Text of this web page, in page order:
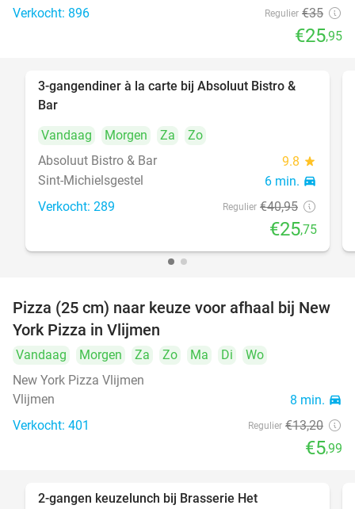
Verkocht: 896 Regulier €35
€25,95
37%
3-gangendiner à la carte bij Absoluut Bistro &
Bar
Vandaag
Morgen Za
Zo
Absoluut Bistro & Bar
9.8 star
Sint-Michielsgestel 6 min. directions_car
Verkocht: 289 Regulier €40,95
€25,75
55%
Pizza (25 cm) naar keuze voor afhaal bij New
York Pizza in Vlijmen
Vandaag Morgen Za Zo Ma Di
Wo
New York Pizza Vlijmen
Vlijmen
8 min. directions_car
Verkocht: 401 Regulier €13,20
€5,99
2-gangen keuzelunch bij Brasserie Het